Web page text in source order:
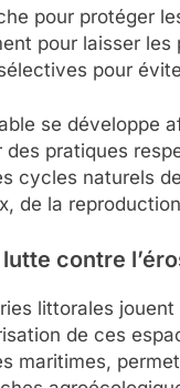
pour protéger
pour laisser
pour
se développe
pratiques
cycles naturels
de la
contre
littorales
de ces
maritimes,